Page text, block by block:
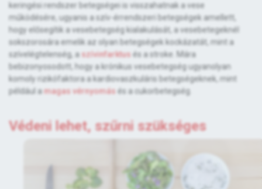
keringési rendszer betegségei is visszahatnak a vese
működésére, ugyanis a szív-érrendszeri betegségek amellett,
hogy elősegítik a vesebetegség kialakulását, a vesebetegeknél
sokszorosára emelik az olyan betegségek kockázatát, mint a
szívelégtelenség, a szívinfarktus és a stroke. Mára
bebizonyosodott, hogy a krónikus vesebetegség ugyanolyan
komoly rizikófaktora a kardiovaszkuláris betegségeknek, mint
például amagas vérnyomás és a cukorbetegség.
Védeni lehet, szűrni szükséges